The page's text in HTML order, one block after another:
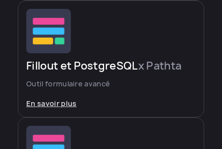
Fillout et PostgreSQLx Pathta
Outil formulaire avancé
En savoir plus